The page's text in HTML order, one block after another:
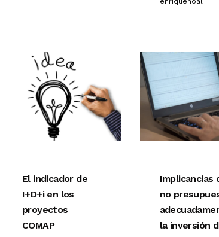
El indicador de
I+D+i en los
proyectos
COMAP
Implicancias
no
la inversión